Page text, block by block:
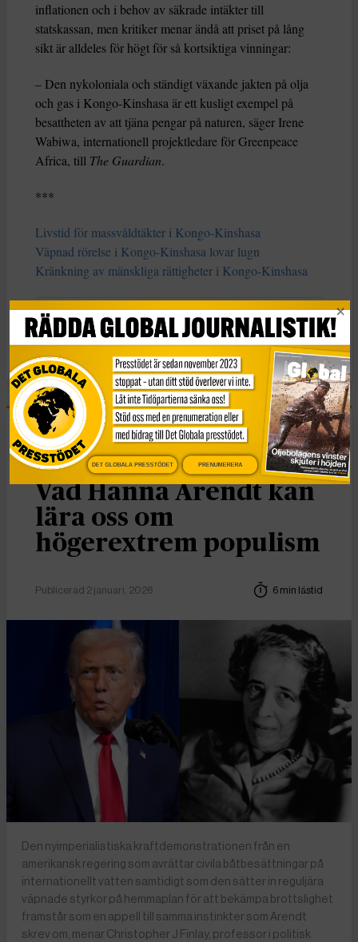
inflationen och i behov av säkrade intäkter till
statskassan, men kritiker menar ändå att priset på lång
sikt är alldeles för högt för så kortsiktiga vinningar:
– Den nykoloniala och ständigt växande jakten på olja
och gas i Kongo-Kinshasa är ett kusligt exempel på
besattheten av att tjäna pengar på naturen, säger Irene
Wabiwa, internationell projektledare för Greenpeace
Africa, till The Guardian.
***
Livstid för massvåldtäkter i Kongo-Kinshasa
Väpnad rörelse i Kongo-Kinshasa lovar lugn
Kränkning av mänskliga rättigheter i Kongo-Kinshasa
KATEGORI
Nyheter
Essä
Vad Hanna Arendt kan
lära oss om
högerextrem populism
Publicerad 2 januari, 2026 6 min lästid
Den nyimperialistiska kraftdemonstrationen från en
amerikansk regering som avrättar civila båtbesättningar på
internationellt vatten samtidigt som den sätter in reguljära
väpnade styrkor på hemmaplan för att bekämpa brottslighet
framstår som en appell till samma instinkter som Arendt
skrev om, menar Christopher J Finlay, professor i politisk
DET GLOBALA PRESSTÖDET PRENUMERERA